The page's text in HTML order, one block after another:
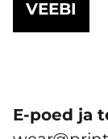
VEEBI
E-poed ja